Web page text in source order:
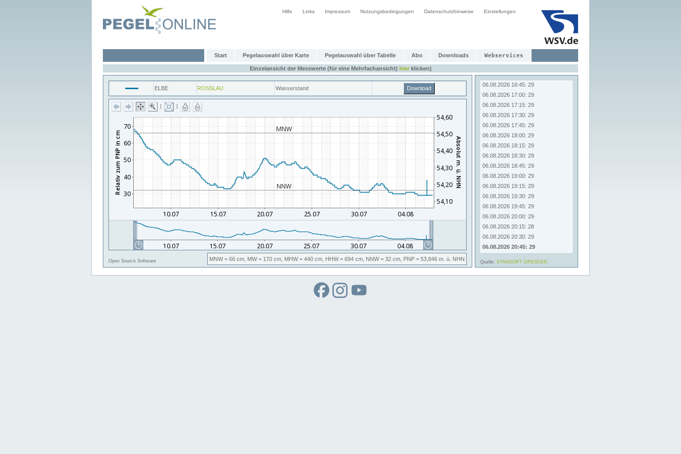
Hilfe Links Impressum Nutzungsbedingungen Datenschutzhinweise Einstellungen
Start Pegelauswahl über Karte Pegelauswahl über Tabelle Abo Downloads Webservices
Einzelansicht der Messwerte (für eine Mehrfachansicht) hierklicken)
ELBE ROSSLAU Wasserstand Download
| |
Open Source Software MNW= 66 cm, MW= 170 cm, MHW= 440 cm, HHW= 694 cm, NNW= 32 cm, PNP = 53,846 m. ü. NHN
06.08.2026 15:00: 29
06.08.2026 16:00: 29
06.08.2026 16:15: 29
06.08.2026 16:30: 29
06.08.2026 16:45: 29
06.08.2026 17:00: 29
06.08.2026 17:15: 29
06.08.2026 17:30: 29
06.08.2026 17:45: 29
06.08.2026 18:00: 29
06.08.2026 18:15: 29
06.08.2026 18:30: 29
06.08.2026 18:45: 29
06.08.2026 19:00: 29
06.08.2026 19:15: 29
06.08.2026 19:30: 29
06.08.2026 19:45: 29
06.08.2026 20:00: 29
06.08.2026 20:15: 28
06.08.2026 20:30: 29
06.08.2026 20:45: 29
Quelle: STANDORT DRESDEN